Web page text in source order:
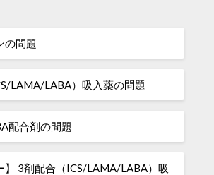
の問題
LAMA/LABA）吸入薬の問題
配合剤の問題
】 3剤配合（ICS/LAMA/LABA）吸